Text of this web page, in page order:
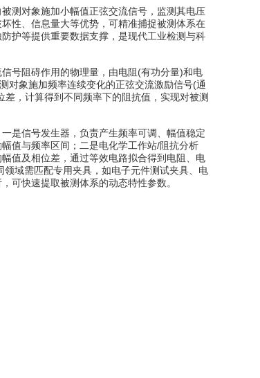
测对象施加小幅值正弦交流信号，监测其电压
性、信息量大等优势，可精准捕捉被测体系在
护等提供重要数据支撑，是现代工业检测与科
号阻碍作用的物理量，由电阻(有功分量)和电
对象施加频率连续变化的正弦交流激励信号(通
，计算得到不同频率下的阻抗值，实现对被测
是信号发生器，负责产生频率可调、幅值稳定
值与频率区间；二是电化学工作站/阻抗分析
值及相位差，通过等效电路拟合得到电阻、电
域需匹配专用夹具，如电子元件测试夹具、电
可快速提取被测体系的动态特性参数。